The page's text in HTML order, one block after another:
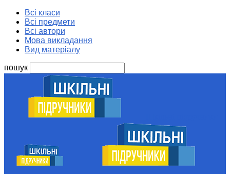
Всі класи
Всі предмети
Всі автори
Мова викладання
Вид матеріалу
пошук